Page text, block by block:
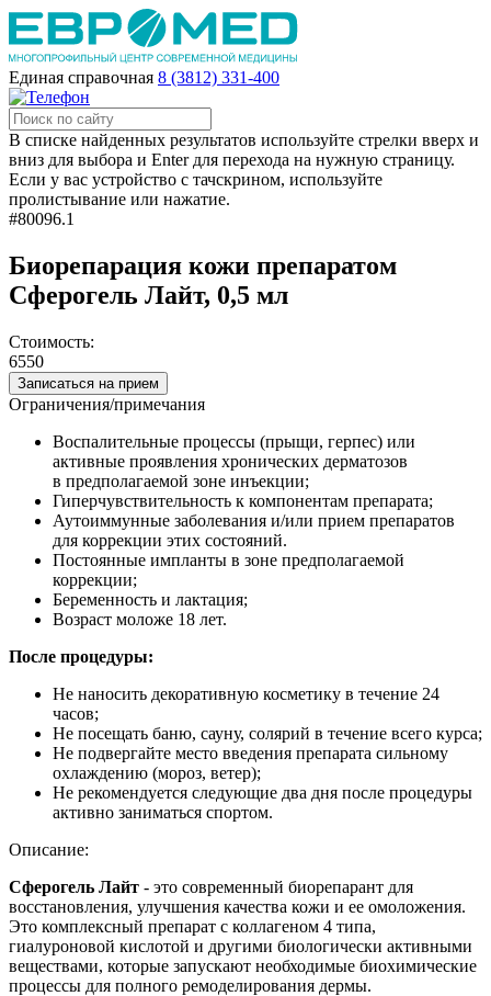
Единая справочная 8 (3812) 331-400
В списке найденных результатов используйте стрелки вверх и
вниз для выбора и Enter для перехода на нужную страницу.
Если у вас устройство с тачскрином, используйте
пролистывание или нажатие.
#80096.1
Биорепарация кожи препаратом
Сферогель Лайт, 0,5 мл
Стоимость:
6550
Записаться на прием
Ограничения/примечания
Воспалительные процессы (прыщи, герпес) или
активные проявления хронических дерматозов
в предполагаемой зоне инъекции;
Гиперчувствительность к компонентам препарата;
Аутоиммунные заболевания и/или прием препаратов
для коррекции этих состояний.
Постоянные импланты в зоне предполагаемой
коррекции;
Беременность и лактация;
Возраст моложе 18 лет.
После процедуры:
Не наносить декоративную косметику в течение 24
часов;
Не посещать баню, сауну, солярий в течение всего курса;
Не подвергайте место введения препарата сильному
охлаждению (мороз, ветер);
Не рекомендуется следующие два дня после процедуры
активно заниматься спортом.
Описание:
Сферогель Лайт - это современный биорепарант для
восстановления, улучшения качества кожи и ее омоложения.
Это комплексный препарат с коллагеном 4 типа,
гиалуроновой кислотой и другими биологически активными
веществами, которые запускают необходимые биохимические
процессы для полного ремоделирования дермы.